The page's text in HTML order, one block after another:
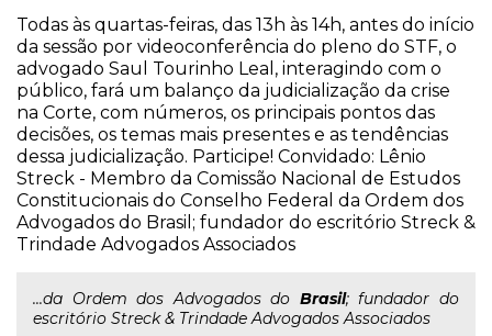
Todas às quartas-feiras, das 13h às 14h, antes do início
da sessão por videoconferência do pleno do STF, o
advogado Saul Tourinho Leal, interagindo com o
público, fará um balanço da judicialização da crise
na Corte, com números, os principais pontos das
decisões, os temas mais presentes e as tendências
dessa judicialização. Participe! Convidado: Lênio
Streck - Membro da Comissão Nacional de Estudos
Constitucionais do Conselho Federal da Ordem dos
Advogados do Brasil; fundador do escritório Streck &
Trindade Advogados Associados
...da Ordem dos Advogados do Brasil; fundador do
escritório Streck & Trindade Advogados Associados